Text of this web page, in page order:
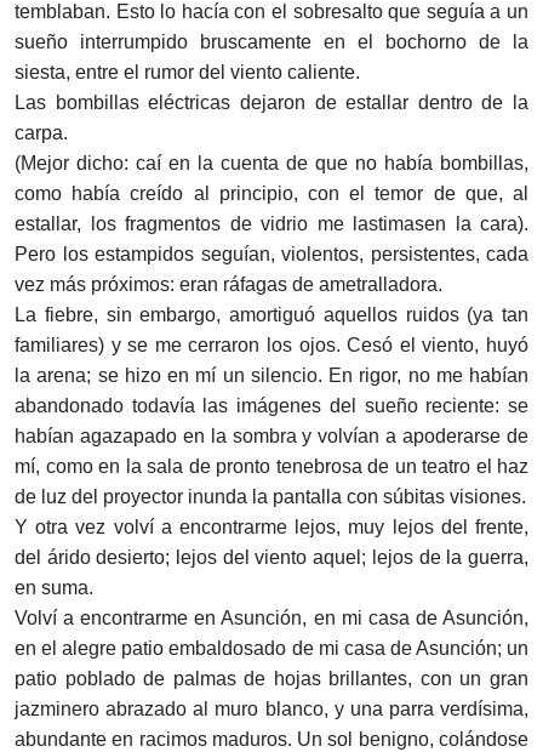
temblaban. Esto lo hacía con el sobresalto que seguía a un
sueño interrumpido bruscamente en el bochorno de la
siesta, entre el rumor del viento caliente.
Las bombillas eléctricas dejaron de estallar dentro de la
carpa.
(Mejor dicho: caí en la cuenta de que no había bombillas,
como había creído al principio, con el temor de que, al
estallar, los fragmentos de vidrio me lastimasen la cara).
Pero los estampidos seguían, violentos, persistentes, cada
vez más próximos: eran ráfagas de ametralladora.
La fiebre, sin embargo, amortiguó aquellos ruidos (ya tan
familiares) y se me cerraron los ojos. Cesó el viento, huyó
la arena; se hizo en mí un silencio. En rigor, no me habían
abandonado todavía las imágenes del sueño reciente: se
habían agazapado en la sombra y volvían a apoderarse de
mí, como en la sala de pronto tenebrosa de un teatro el haz
de luz del proyector inunda la pantalla con súbitas visiones.
Y otra vez volví a encontrarme lejos, muy lejos del frente,
del árido desierto; lejos del viento aquel; lejos de la guerra,
en suma.
Volví a encontrarme en Asunción, en mi casa de Asunción,
en el alegre patio embaldosado de mi casa de Asunción; un
patio poblado de palmas de hojas brillantes, con un gran
jazminero abrazado al muro blanco, y una parra verdísima,
abundante en racimos maduros. Un sol benigno, colándose